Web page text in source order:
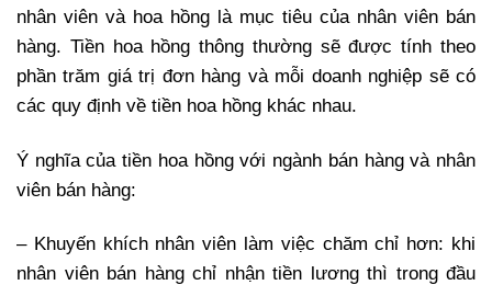
nhân viên và hoa hồng là mục tiêu của nhân viên bán
hàng. Tiền hoa hồng thông thường sẽ được tính theo
phần trăm giá trị đơn hàng và mỗi doanh nghiệp sẽ có
các quy định về tiền hoa hồng khác nhau.
Ý nghĩa của tiền hoa hồng với ngành bán hàng và nhân
viên bán hàng:
– Khuyến khích nhân viên làm việc chăm chỉ hơn: khi
nhân viên bán hàng chỉ nhận tiền lương thì trong đầu